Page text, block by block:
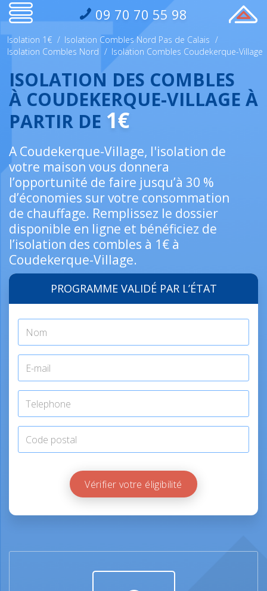
09 70 70 55 98
Isolation 1€ / Isolation Combles Nord Pas de Calais /
Isolation Combles Nord / Isolation Combles Coudekerque-Village
ISOLATION DES COMBLES
À COUDEKERQUE-VILLAGE À
PARTIR DE 1€
A Coudekerque-Village, l'isolation de
votre maison vous donnera
l’opportunité de faire jusqu’à 30 %
d’économies sur votre consommation
de chauffage. Remplissez le dossier
disponible en ligne et bénéficiez de
l’isolation des combles à 1€ à
Coudekerque-Village.
PROGRAMME VALIDÉ PAR L’ÉTAT
Vérifier votre éligibilité